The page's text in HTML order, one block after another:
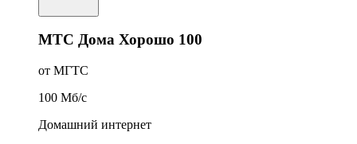
МТС Дома Хорошо 100
от МГТС
100 Мб/c
Домашний интернет